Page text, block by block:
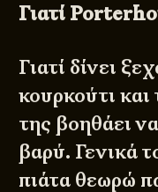
Γιατί
Γιατί δίνει
κουρκούτι
της βοηθάει
βαρύ. Γενικά
πιάτα θεωρώ